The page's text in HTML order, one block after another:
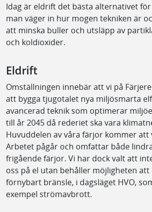
Idag är eldrift det bästa alternativet
man väger in hur mogen tekniken är
att minska buller och utsläpp av
och koldioxider.
Eldrift
Omställningen innebär att vi på
att bygga tjugotalet nya miljösmarta
avancerad teknik som optimerar
till år 2045 då rederiet ska vara
Huvuddelen av våra färjor kommer att
Arbetet pågår och omfattar både
frigående färjor. Vi har dock valt att
oss på el utan behåller möjligheten
förnybart bränsle, i dagsläget HVO,
exempel strömavbrott.